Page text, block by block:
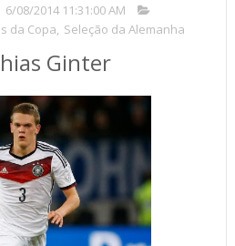
6/08/2014 11:31:00 AM
da Copa, Seleção da Alemanha
Ginter